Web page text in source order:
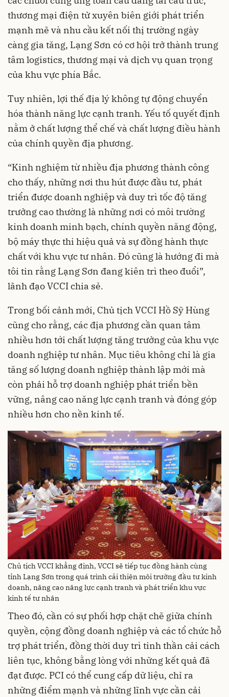
thương mại điện tử xuyên biên giới phát triển
mạnh mẽ và nhu cầu kết nối thị trường ngày
càng gia tăng, Lạng Sơn có cơ hội trở thành trung
tâm logistics, thương mại và dịch vụ quan trọng
của khu vực phía Bắc.
Tuy nhiên, lợi thế địa lý không tự động chuyển
hóa thành năng lực cạnh tranh. Yếu tố quyết định
nằm ở chất lượng thể chế và chất lượng điều hành
của chính quyền địa phương.
“Kinh nghiệm từ nhiều địa phương thành công
cho thấy, những nơi thu hút được đầu tư, phát
triển được doanh nghiệp và duy trì tốc độ tăng
trưởng cao thường là những nơi có môi trường
kinh doanh minh bạch, chính quyền năng động,
bộ máy thực thi hiệu quả và sự đồng hành thực
chất với khu vực tư nhân. Đó cũng là hướng đi mà
tôi tin rằng Lạng Sơn đang kiên trì theo đuổi”,
lãnh đạo VCCI chia sẻ.
Trong bối cảnh mới, Chủ tịch VCCI Hồ Sỹ Hùng
cũng cho rằng, các địa phương cần quan tâm
nhiều hơn tới chất lượng tăng trưởng của khu vực
doanh nghiệp tư nhân. Mục tiêu không chỉ là gia
tăng số lượng doanh nghiệp thành lập mới mà
còn phải hỗ trợ doanh nghiệp phát triển bền
vững, nâng cao năng lực cạnh tranh và đóng góp
nhiều hơn cho nền kinh tế.
Chủ tịch VCCI khẳng định, VCCI sẽ tiếp tục đồng hành cùng
tỉnh Lạng Sơn trong quá trình cải thiện môi trường đầu tư kinh
doanh, nâng cao năng lực cạnh tranh và phát triển khu vực
kinh tế tư nhân
Theo đó, cần có sự phối hợp chặt chẽ giữa chính
quyền, cộng đồng doanh nghiệp và các tổ chức hỗ
trợ phát triển, đồng thời duy trì tinh thần cải cách
liên tục, không bằng lòng với những kết quả đã
đạt được. PCI có thể cung cấp dữ liệu, chỉ ra
những điểm mạnh và những lĩnh vực cần cải